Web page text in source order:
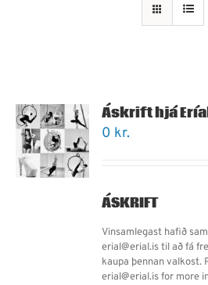
Áskrift hjá
0 kr.
ÁSKRIFT
Vinsamlegast hafið
erial@erial.is til að fá
kaupa þennan valkost.
erial@erial.is for more